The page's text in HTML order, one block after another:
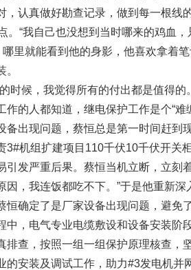
，认真做好勘查记录，做到每一根线
。“我自己也没想到当时哪来的鸡血
哪里就能看到他的身影，他喜欢拿着
。
时候，我觉得所有的付出都是值得的
作的人都知道，继电保护工作是个“
备出现问题，蔡恒总是第一时间赶到
3#机组扩建项目110千伏10千伏开关
引发严重后果。蔡恒当机立断，立刻
因，我连饭都吃不下。”于是他重新
恒确定了是厂家设备出现问题，避免
中，电气专业电缆敷设和设备安装阶
排查，按照一组一组保护原理核查，
的安装及调试工作，助力#3发电机并